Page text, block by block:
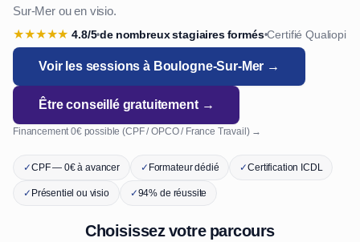
Sur-Mer ou en visio.
★★★★★ 4.8/5•de nombreux stagiaires formés•Certifié Qualiopi
Voir les sessions à Boulogne-Sur-Mer →
Être conseillé gratuitement →
Financement 0€ possible (CPF / OPCO / France Travail) →
✓CPF — 0€ à avancer ✓Formateur dédié ✓Certification ICDL
✓Présentiel ou visio ✓94% de réussite
Choisissez votre parcours